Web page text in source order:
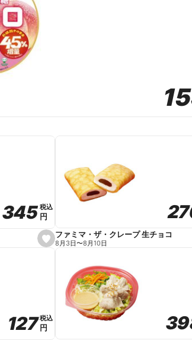
s
e
e
345
345税込
税込
円
円
ファミマ・ザ・クレープ 生チョコ
8月3日〜8月10日
127
127税込
税込
円
円